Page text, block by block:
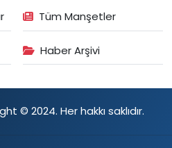
Tüm Manşetler
Haber Arşivi
© 2024. Her hakkı saklıdır.